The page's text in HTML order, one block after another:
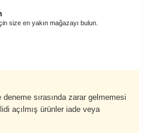
size en yakın mağazayı bulun.
sırasında zarar gelmemesi
açılmış ürünler iade veya